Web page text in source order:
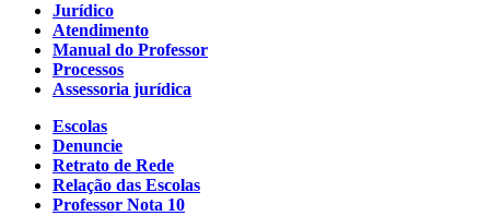
Jurídico
Atendimento
Manual do Professor
Processos
Assessoria jurídica
Escolas
Denuncie
Retrato de Rede
Relação das Escolas
Professor Nota 10